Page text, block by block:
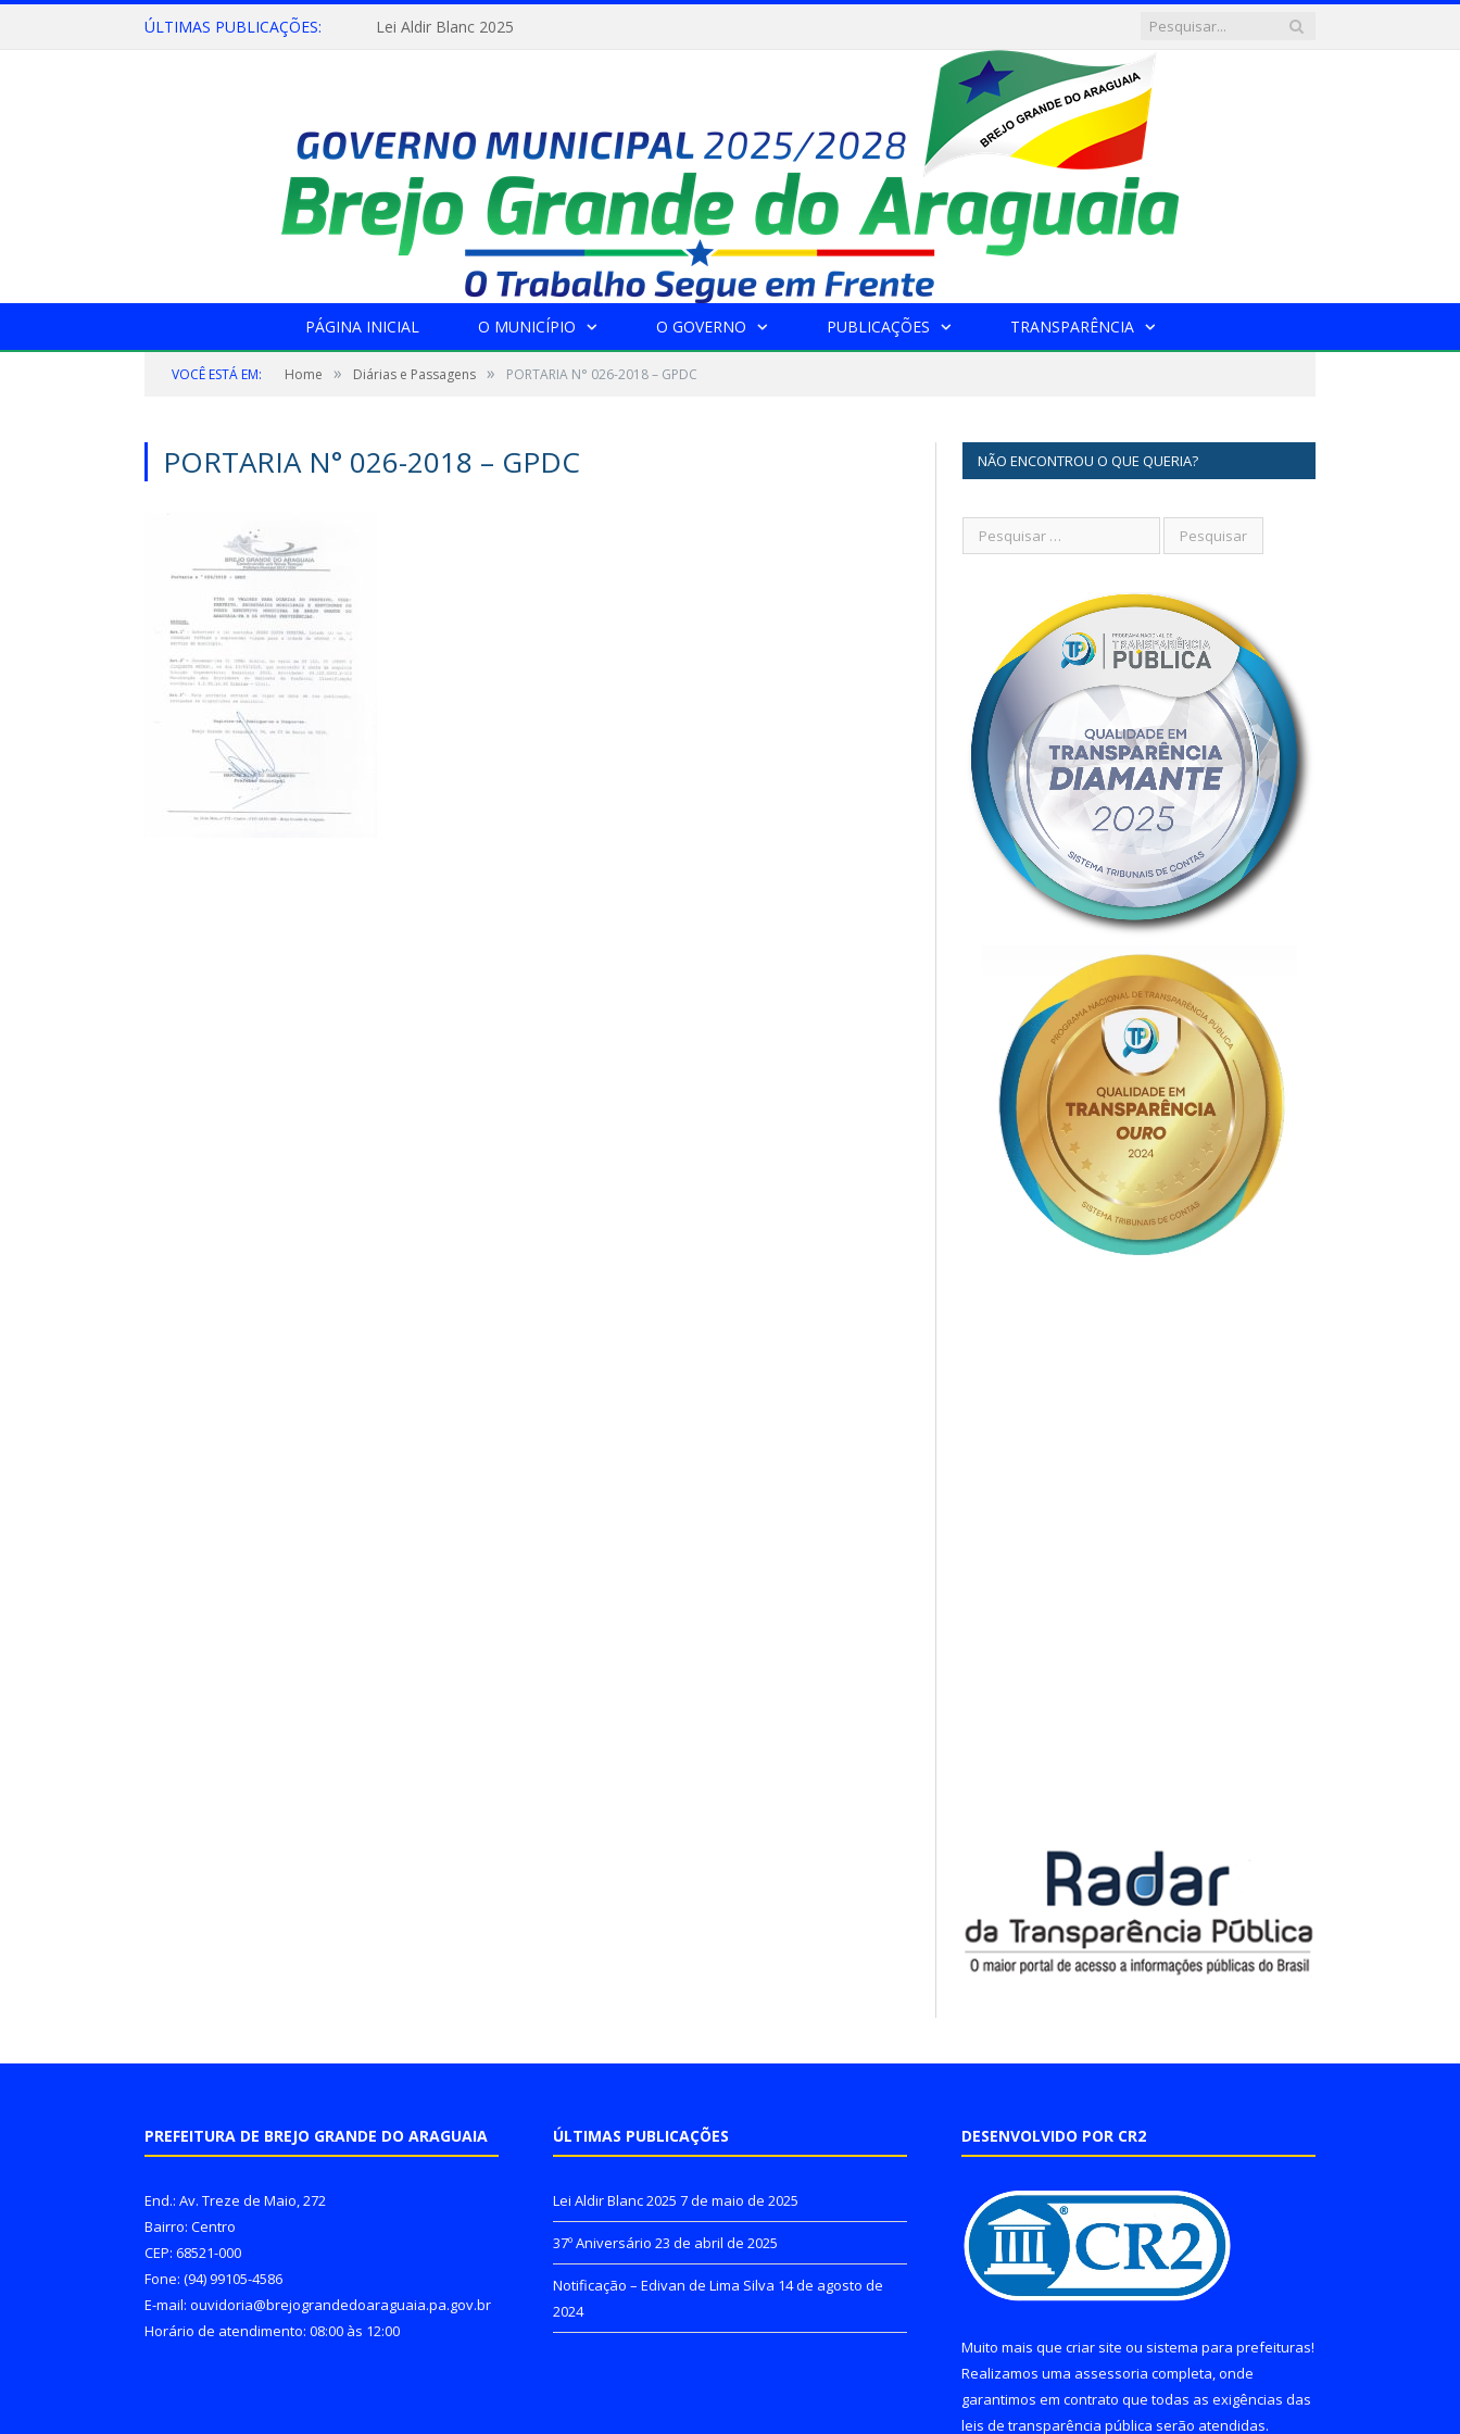
ÚLTIMAS PUBLICAÇÕES: Lei Aldir Blanc 2025
PÁGINA INICIAL O MUNICÍPIO O GOVERNO PUBLICAÇÕES TRANSPARÊNCIA
VOCÊ ESTÁ EM: Home » Diárias e Passagens » PORTARIA N° 026-2018 – GPDC
PORTARIA N° 026-2018 – GPDC NÃO ENCONTROU O QUE QUERIA?
PREFEITURA DE BREJO GRANDE DO ARAGUAIA
End.: Av. Treze de Maio, 272
Bairro: Centro
CEP: 68521-000
Fone: (94) 99105-4586
E-mail: ouvidoria@brejograndedoaraguaia.pa.gov.br
Horário de atendimento: 08:00 às 12:00
ÚLTIMAS PUBLICAÇÕES
Lei Aldir Blanc 2025 7 de maio de 2025
37º Aniversário 23 de abril de 2025
Notificação – Edivan de Lima Silva 14 de agosto de
2024
DESENVOLVIDO POR CR2
Muito mais que criar site ou sistema para prefeituras!
Realizamos uma assessoria completa, onde
garantimos em contrato que todas as exigências das
leis de transparência pública serão atendidas.